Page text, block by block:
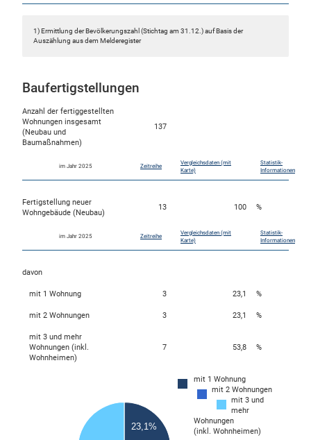
1) Ermittlung der Bevölkerungszahl (Stichtag am 31.12.) auf Basis der
Auszählung aus dem Melderegister
Baufertigstellungen
Anzahl der fertiggestellten
Wohnungen insgesamt
(Neubau und
Baumaßnahmen)
137
im Jahr 2025 Zeitreihe
Vergleichsdaten (mit
Karte)
Statistik-
Informationen
Fertigstellung neuer
Wohngebäude (Neubau)
13 100 %
im Jahr 2025 Zeitreihe
Vergleichsdaten (mit
Karte)
Statistik-
Informationen
davon
mit 1 Wohnung 3 23,1 %
mit 2 Wohnungen 3 23,1 %
mit 3 und mehr
Wohnungen (inkl.
Wohnheimen)
7 53,8 %
mit 1 Wohnung
mit 2 Wohnungen
mit 3 und
mehr
Wohnungen
(inkl. Wohnheimen)
23,1%